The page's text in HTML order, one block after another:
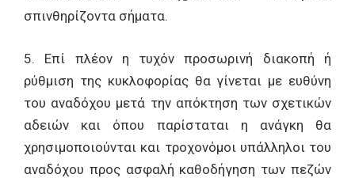
σπινθηρίζοντα σήματα.
5. Επί πλέον η τυχόν προσωρινή διακοπή ή
ρύθμιση της κυκλοφορίας θα γίνεται με ευθύνη
του αναδόχου μετά την απόκτηση των σχετικών
αδειών και όπου παρίσταται η ανάγκη θα
χρησιμοποιούνται και τροχονόμοι υπάλληλοι του
αναδόχου προς ασφαλή καθοδήγηση των πεζών